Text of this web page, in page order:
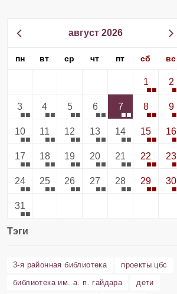
август 2026
пн вт ср чт пт сб вс
1 2
3 4 5 6 7 8 9
10 11 12 13 14 15 16
17 18 19 20 21 22 23
24 25 26 27 28 29 30
31
Тэги
3-я районная библиотека
проекты цбс
библиотека им. а. п. гайдара
дети